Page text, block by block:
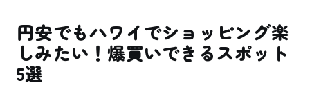
円安でもハワイでショッピング楽
しみたい！爆買いできるスポット
5選